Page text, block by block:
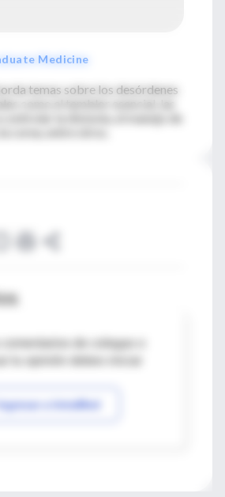
Medicine
temas sobre los desórdenes
comentarios de colegas o
Ingresar a IntraMed